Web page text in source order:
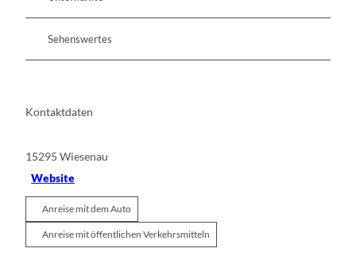
Sehenswertes
Kontaktdaten
15295 Wiesenau
Website
Anreise mit dem Auto
Anreise mit öffentlichen Verkehrsmitteln